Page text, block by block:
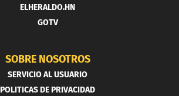
ELHERALDO.HN
GOTV
SOBRE NOSOTROS
SERVICIO AL USUARIO
POLITICAS DE PRIVACIDAD